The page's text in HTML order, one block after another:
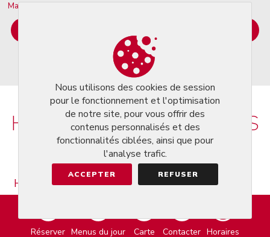
Réserver Menus du jour Carte Contacter Horaires
Markeasy Communication : admin@gastronomie.lu. **
HORAIRES ET PAIEMENTS
HORAIRES D'OUVERTURE:
Ouvert le(s) :
Nous utilisons des cookies de session
pour le fonctionnement et l'optimisation
de notre site, pour vous offrir des
contenus personnalisés et des
fonctionnalités ciblées, ainsi que pour
l'analyse trafic.
ACCEPTER REFUSER